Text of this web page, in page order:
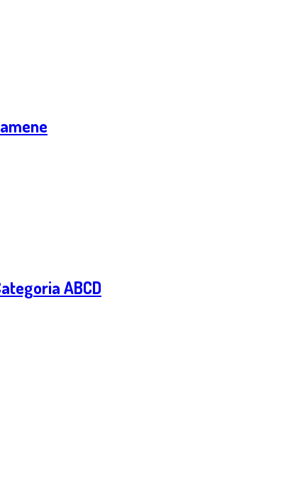
ABCD